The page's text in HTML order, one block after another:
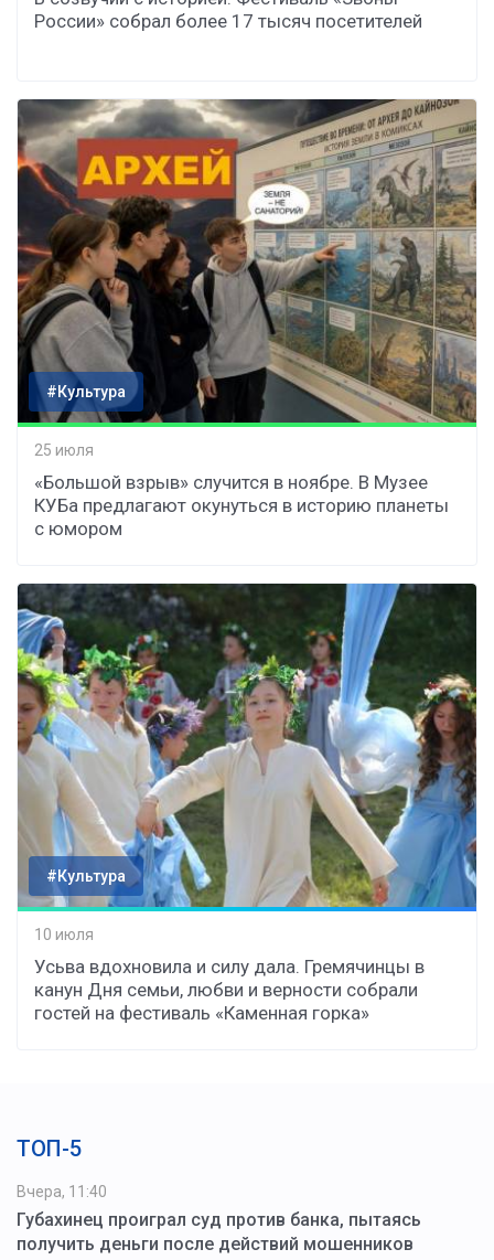
России» собрал более 17 тысяч посетителей
#Культура
25 июля
«Большой взрыв» случится в ноябре. В Музее
КУБа предлагают окунуться в историю планеты
с юмором
#Культура
10 июля
Усьва вдохновила и силу дала. Гремячинцы в
канун Дня семьи, любви и верности собрали
гостей на фестиваль «Каменная горка»
ТОП-5
Вчера, 11:40
Губахинец проиграл суд против банка, пытаясь
получить деньги после действий мошенников